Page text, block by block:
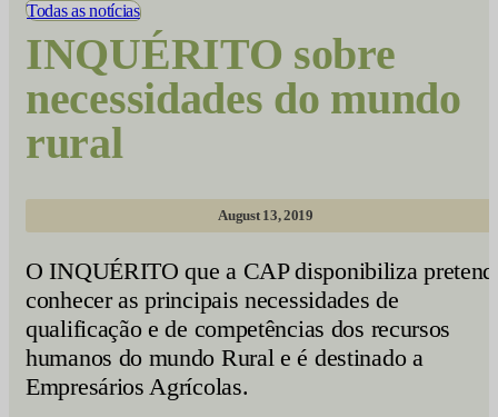
Todas as notícias
INQUÉRITO sobre
necessidades do mundo
rural
August 13, 2019
O INQUÉRITO que a CAP disponibiliza
conhecer as principais necessidades de
qualificação e de competências dos recursos
humanos do mundo Rural e é destinado a
Empresários Agrícolas.